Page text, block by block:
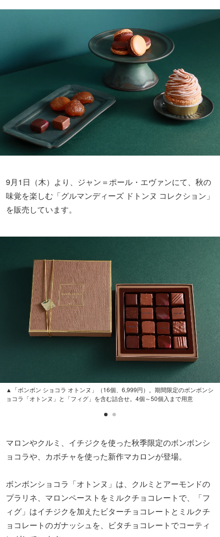
9月1日（木）より、ジャン＝ポール・エヴァンにて、秋の
味覚を楽しむ「グルマンディーズ ドトンヌ コレクション」
を販売しています。
▲「ボンボン ショコラ オトンヌ」（16個、6,999円）。期間限定のボンボンシ
ョコラ「オトンヌ」と「フィグ」を含む詰合せ。4個～50個入まで用意
マロンやクルミ、イチジクを使った秋季限定のボンボンシ
ョコラや、カボチャを使った新作マカロンが登場。
ボンボンショコラ「オトンヌ」は、クルミとアーモンドの
プラリネ、マロンペーストをミルクチョコレートで、「フ
ィグ」はイチジクを加えたビターチョコレートとミルクチ
ョコレートのガナッシュを、ビタチョコレートでコーティ